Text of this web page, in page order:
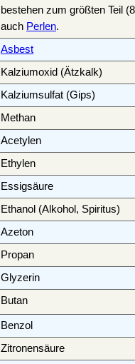
bestehen zum größten Teil
auch Perlen.
Asbest
Kalziumoxid (Ätzkalk)
Kalziumsulfat (Gips)
Methan
Acetylen
Ethylen
Essigsäure
Ethanol (Alkohol, Spiritus)
Azeton
Propan
Glyzerin
Butan
Benzol
Zitronensäure